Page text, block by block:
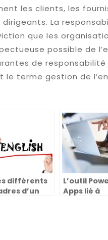
les clients, les
La
que les
possible de
de
le terme gestion de
différents
d’un
L’outil
Apps lié à